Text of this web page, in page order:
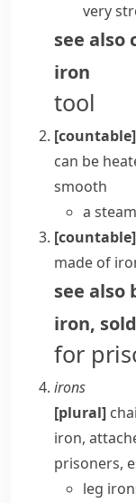
very
see also
iron
tool
[countable]
can be
smooth
a
[countable]
made of
see also
iron,
for
irons
[plural]
iron,
prisoners,
leg